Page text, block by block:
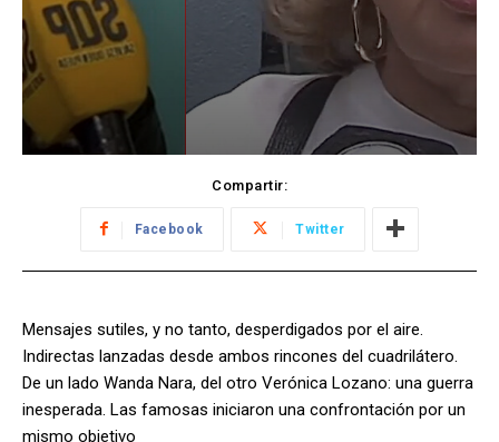
Compartir:
Facebook Twitter
Mensajes sutiles, y no tanto, desperdigados por el aire.
Indirectas lanzadas desde ambos rincones del cuadrilátero.
De un lado Wanda Nara, del otro Verónica Lozano: una guerra
inesperada. Las famosas iniciaron una confrontación por un
mismo objetivo